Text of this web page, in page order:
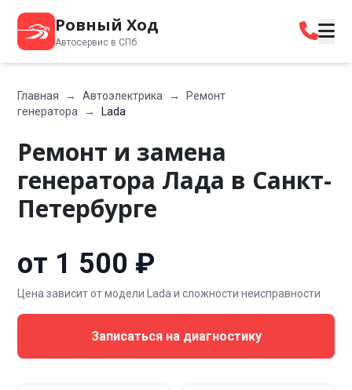
Ровный Ход
Автосервис в СПб
Главная → Автоэлектрика →
Ремонт
генератора
→ Lada
Ремонт и замена
генератора Лада в Санкт-
Петербурге
от 1 500 ₽
Цена зависит от модели Lada и сложности неисправности
Записаться на диагностику